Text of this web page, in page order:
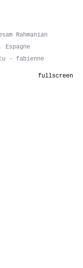
Rahmanian
- fabienne
fullscreen